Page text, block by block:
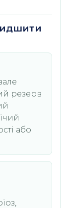
резерв
або